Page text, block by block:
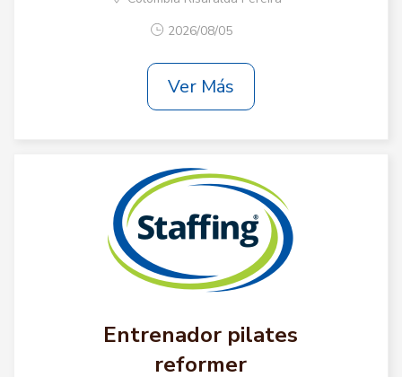
2026/08/05
Ver Más
Entrenador pilates
reformer